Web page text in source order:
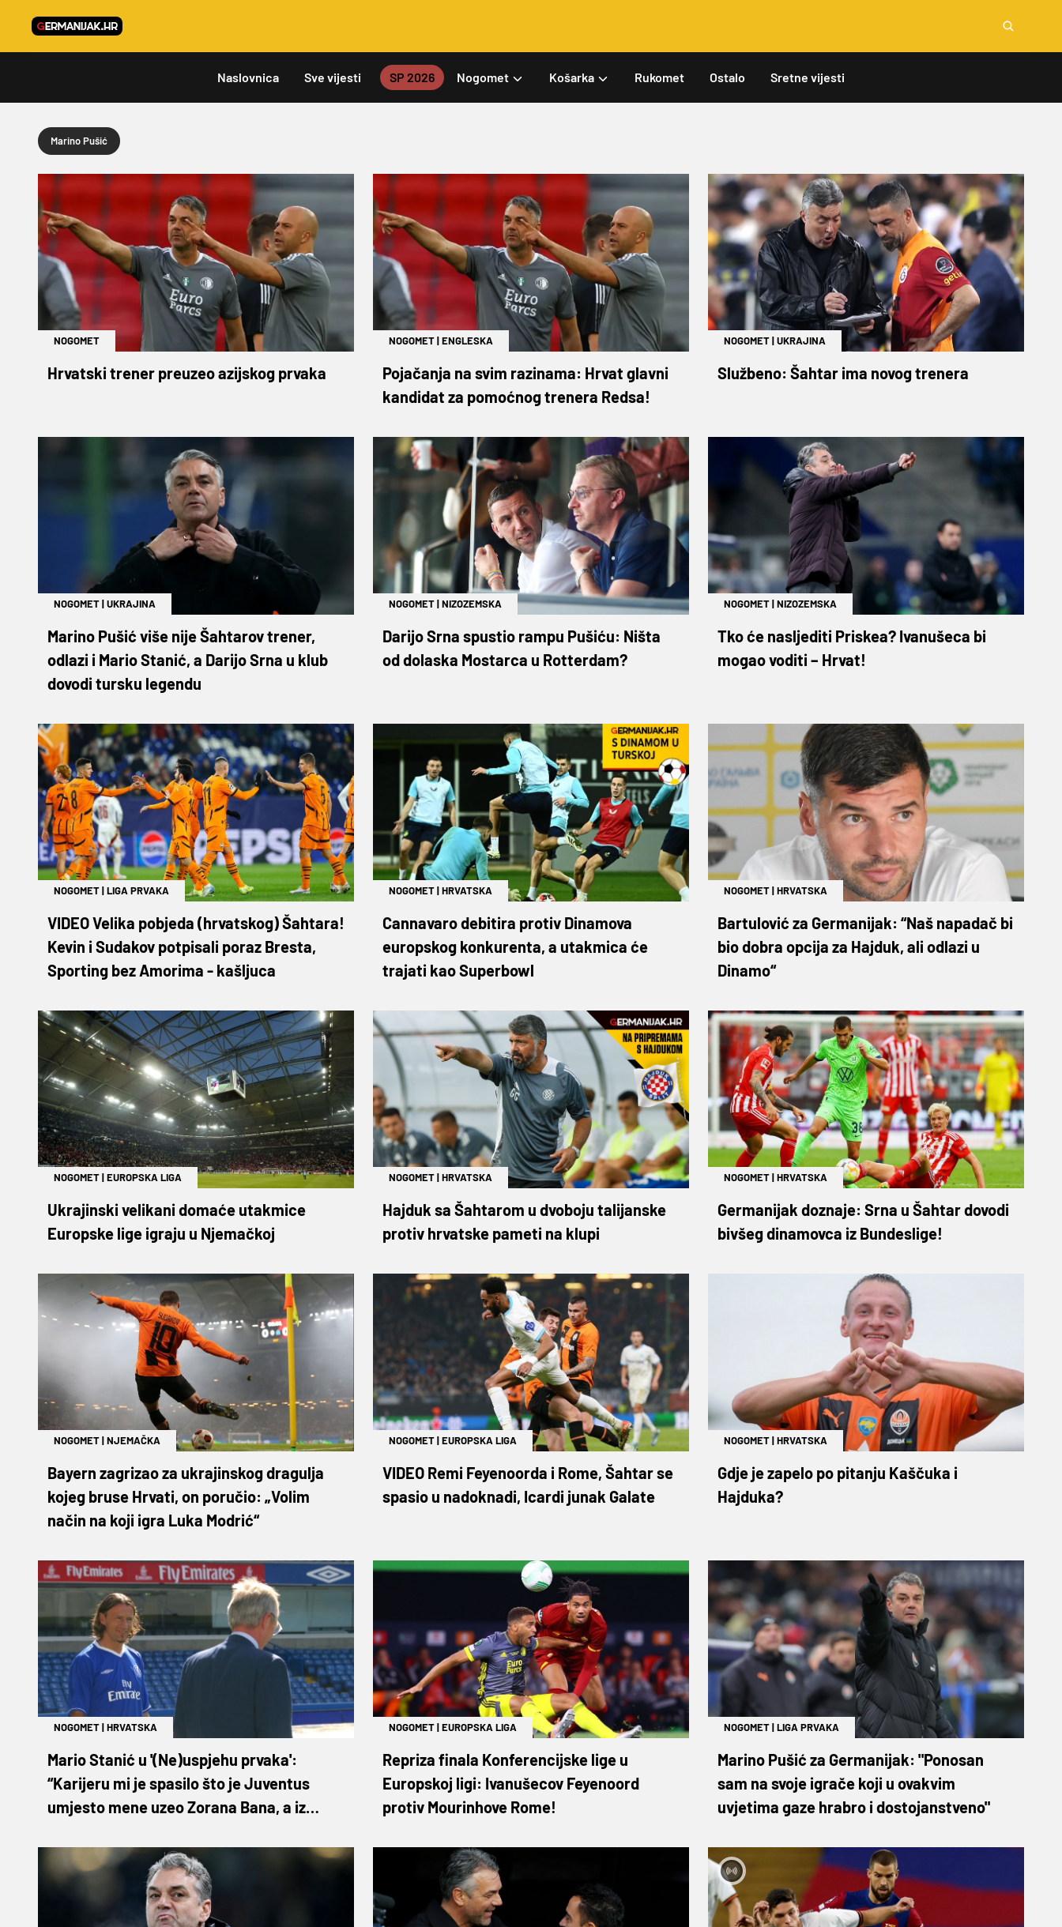
Naslovnica Sve vijesti SP 2026 Nogomet Košarka Rukomet Ostalo Sretne vijesti
Marino Pušić
NOGOMET
Hrvatski trener preuzeo azijskog prvaka
NOGOMET|ENGLESKA
Pojačanja na svim razinama: Hrvat glavni
kandidat za pomoćnog trenera Redsa!
NOGOMET|UKRAJINA
Službeno: Šahtar ima novog trenera
NOGOMET|UKRAJINA
Marino Pušić više nije Šahtarov trener,
odlazi i Mario Stanić, a Darijo Srna u klub
dovodi tursku legendu
NOGOMET|NIZOZEMSKA
Darijo Srna spustio rampu Pušiću: Ništa
od dolaska Mostarca u Rotterdam?
NOGOMET|NIZOZEMSKA
Tko će nasljediti Priskea? Ivanušeca bi
mogao voditi – Hrvat!
NOGOMET|LIGA PRVAKA
VIDEO Velika pobjeda (hrvatskog) Šahtara!
Kevin i Sudakov potpisali poraz Bresta,
Sporting bez Amorima - kašljuca
NOGOMET|HRVATSKA
Cannavaro debitira protiv Dinamova
europskog konkurenta, a utakmica će
trajati kao Superbowl
NOGOMET|HRVATSKA
Bartulović za Germanijak: “Naš napadač bi
bio dobra opcija za Hajduk, ali odlazi u
Dinamo“
NOGOMET|EUROPSKA LIGA
Ukrajinski velikani domaće utakmice
Europske lige igraju u Njemačkoj
NOGOMET|HRVATSKA
Hajduk sa Šahtarom u dvoboju talijanske
protiv hrvatske pameti na klupi
NOGOMET|HRVATSKA
Germanijak doznaje: Srna u Šahtar dovodi
bivšeg dinamovca iz Bundeslige!
NOGOMET|NJEMAČKA
Bayern zagrizao za ukrajinskog dragulja
kojeg bruse Hrvati, on poručio: „Volim
način na koji igra Luka Modrić“
NOGOMET|EUROPSKA LIGA
VIDEO Remi Feyenoorda i Rome, Šahtar se
spasio u nadoknadi, Icardi junak Galate
NOGOMET|HRVATSKA
Gdje je zapelo po pitanju Kaščuka i
Hajduka?
NOGOMET|HRVATSKA
Mario Stanić u '(Ne)uspjehu prvaka':
“Karijeru mi je spasilo što je Juventus
umjesto mene uzeo Zorana Bana, a iz
predosjećaja”
NOGOMET|EUROPSKA LIGA
Repriza finala Konferencijske lige u
Europskoj ligi: Ivanušecov Feyenoord
protiv Mourinhove Rome!
NOGOMET|LIGA PRVAKA
Marino Pušić za Germanijak: "Ponosan
sam na svoje igrače koji u ovakvim
uvjetima gaze hrabro i dostojanstveno"